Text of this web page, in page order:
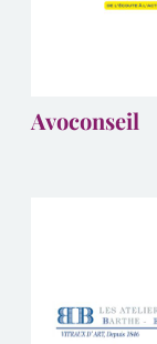
Avoconseil